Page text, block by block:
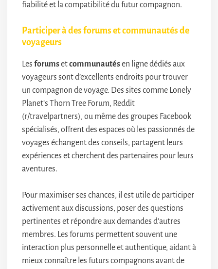
fiabilité et la compatibilité du futur compagnon.
Participer à des forums et communautés de
voyageurs
Les forumsetcommunautésen ligne dédiés aux
voyageurs sont d’excellents endroits pour trouver
un compagnon de voyage. Des sites comme Lonely
Planet’s Thorn Tree Forum, Reddit
(r/travelpartners), ou même des groupes Facebook
spécialisés, offrent des espaces où les passionnés de
voyages échangent des conseils, partagent leurs
expériences et cherchent des partenaires pour leurs
aventures.
Pour maximiser ses chances, il est utile de participer
activement aux discussions, poser des questions
pertinentes et répondre aux demandes d’autres
membres. Les forums permettent souvent une
interaction plus personnelle et authentique, aidant à
mieux connaître les futurs compagnons avant de